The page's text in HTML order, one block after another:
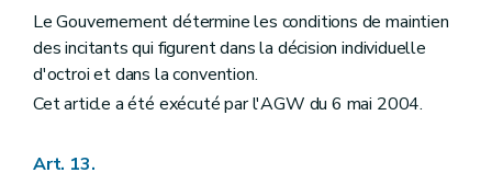
Le Gouvernement détermine les conditions de maintien
des incitants qui figurent dans la décision individuelle
d'octroi et dans la convention.
Cet article a été exécuté par l'AGW du 6 mai 2004.
Art. 13.